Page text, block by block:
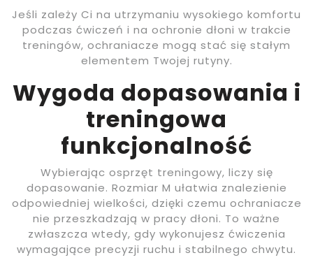
Jeśli zależy Ci na utrzymaniu wysokiego komfortu
podczas ćwiczeń i na ochronie dłoni w trakcie
treningów, ochraniacze mogą stać się stałym
elementem Twojej rutyny.
Wygoda dopasowania i
treningowa
funkcjonalność
Wybierając osprzęt treningowy, liczy się
dopasowanie. Rozmiar M ułatwia znalezienie
odpowiedniej wielkości, dzięki czemu ochraniacze
nie przeszkadzają w pracy dłoni. To ważne
zwłaszcza wtedy, gdy wykonujesz ćwiczenia
wymagające precyzji ruchu i stabilnego chwytu.